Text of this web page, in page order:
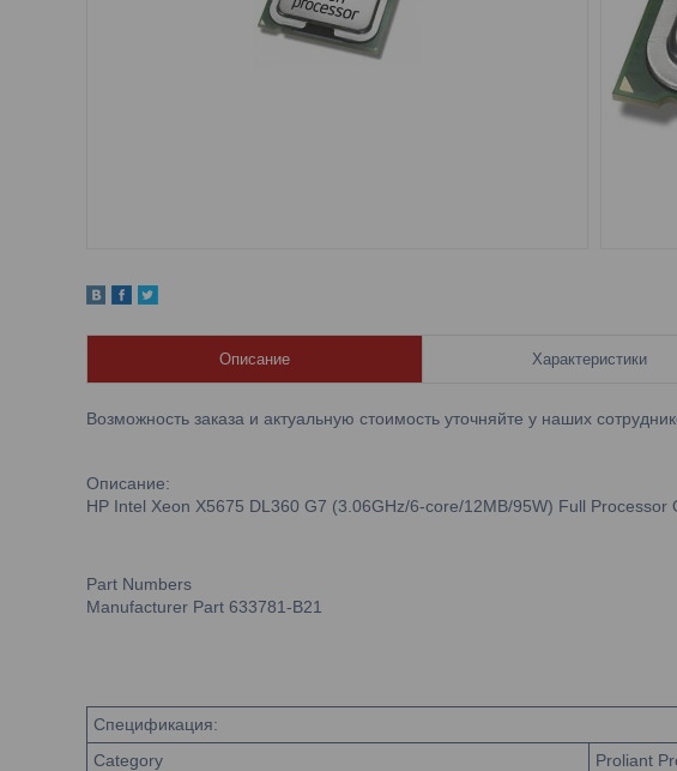
Описание Характеристики
Возможность заказа и актуальную стоимость уточняйте у наших
Описание:
HP Intel Xeon X5675 DL360 G7 (3.06GHz/6-core/12MB/95W) Full Processor
Part Numbers
Manufacturer Part 633781-B21
Спецификация:
Category
Proliant